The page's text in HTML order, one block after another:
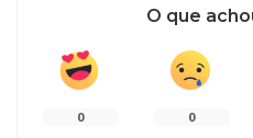
O que
0 0